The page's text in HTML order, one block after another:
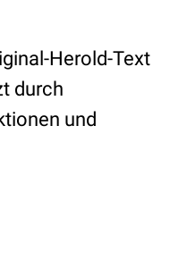
Herold-Text
durch
und